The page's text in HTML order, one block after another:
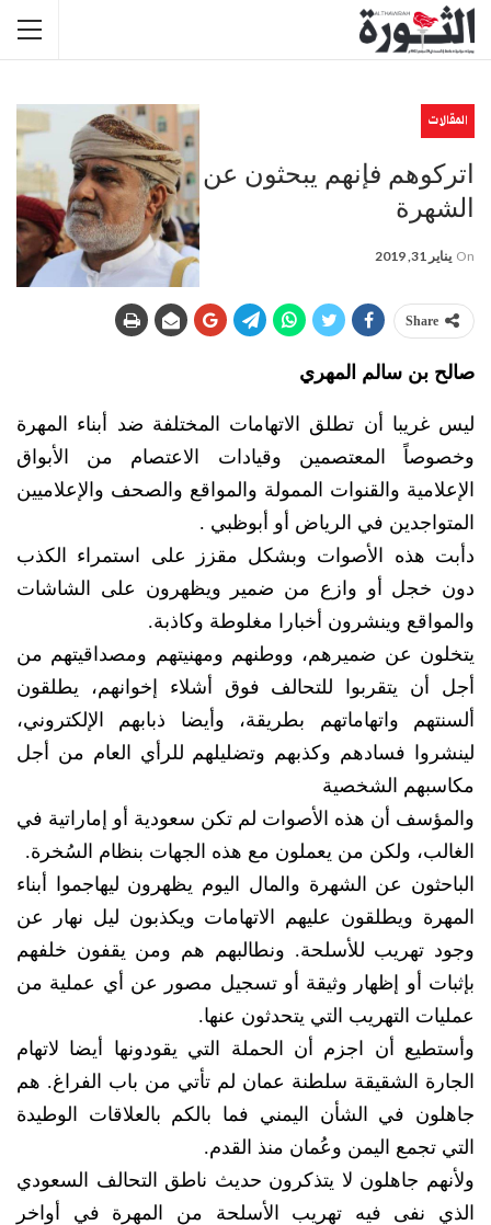
المقالات
اتركوهم فإنهم يبحثون عن
الشهرة
On يناير 31, 2019
Share
صالح بن سالم المهري
ليس غريبا أن تطلق الاتهامات المختلفة ضد أبناء المهرة
وخصوصاً المعتصمين وقيادات الاعتصام من الأبواق
الإعلامية والقنوات الممولة والمواقع والصحف والإعلاميين
المتواجدين في الرياض أو أبوظبي .
دأبت هذه الأصوات وبشكل مقزز على استمراء الكذب
دون خجل أو وازع من ضمير ويظهرون على الشاشات
والمواقع وينشرون أخبارا مغلوطة وكاذبة.
يتخلون عن ضميرهم، ووطنهم ومهنيتهم ومصداقيتهم من
أجل أن يتقربوا للتحالف فوق أشلاء إخوانهم، يطلقون
ألسنتهم واتهاماتهم بطريقة، وأيضا ذبابهم الإلكتروني،
لينشروا فسادهم وكذبهم وتضليلهم للرأي العام من أجل
مكاسبهم الشخصية
والمؤسف أن هذه الأصوات لم تكن سعودية أو إماراتية في
الغالب، ولكن من يعملون مع هذه الجهات بنظام السُخرة.
الباحثون عن الشهرة والمال اليوم يظهرون ليهاجموا أبناء
المهرة ويطلقون عليهم الاتهامات ويكذبون ليل نهار عن
وجود تهريب للأسلحة. ونطالبهم هم ومن يقفون خلفهم
بإثبات أو إظهار وثيقة أو تسجيل مصور عن أي عملية من
عمليات التهريب التي يتحدثون عنها.
وأستطيع أن اجزم أن الحملة التي يقودونها أيضا لاتهام
الجارة الشقيقة سلطنة عمان لم تأتي من باب الفراغ. هم
جاهلون في الشأن اليمني فما بالكم بالعلاقات الوطيدة
التي تجمع اليمن وعُمان منذ القدم.
ولأنهم جاهلون لا يتذكرون حديث ناطق التحالف السعودي
الذي نفى فيه تهريب الأسلحة من المهرة في أواخر